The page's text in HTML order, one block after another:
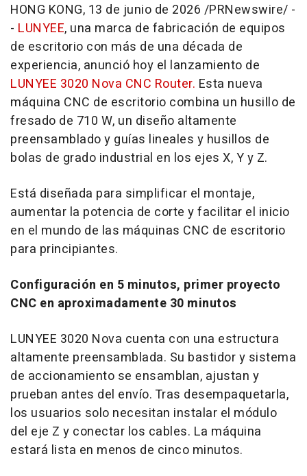
HONG KONG, 13 de junio de 2026 /PRNewswire/ -
- LUNYEE, una marca de fabricación de equipos
de escritorio con más de una década de
experiencia, anunció hoy el lanzamiento de
LUNYEE 3020 Nova CNC Router. Esta nueva
máquina CNC de escritorio combina un husillo de
fresado de 710 W, un diseño altamente
preensamblado y guías lineales y husillos de
bolas de grado industrial en los ejes X, Y y Z.
Está diseñada para simplificar el montaje,
aumentar la potencia de corte y facilitar el inicio
en el mundo de las máquinas CNC de escritorio
para principiantes.
Configuración en 5 minutos, primer proyecto
CNC en aproximadamente 30 minutos
LUNYEE 3020 Nova cuenta con una estructura
altamente preensamblada. Su bastidor y sistema
de accionamiento se ensamblan, ajustan y
prueban antes del envío. Tras desempaquetarla,
los usuarios solo necesitan instalar el módulo
del eje Z y conectar los cables. La máquina
estará lista en menos de cinco minutos.